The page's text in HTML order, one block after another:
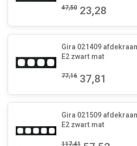
47,50 23,28
Gira 021409
E2 zwart mat
77,16 37,81
Gira 021509
E2 zwart mat
117,41